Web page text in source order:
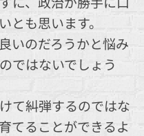
とも思います。
いのだろうかと悩み
ではないでしょう
て糾弾するのではな
てることができるよ